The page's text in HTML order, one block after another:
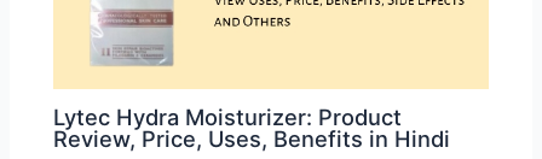
Lytec Hydra Moisturizer: Product
Review, Price, Uses, Benefits in Hindi